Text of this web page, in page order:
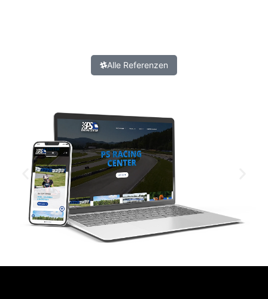
Alle Referenzen